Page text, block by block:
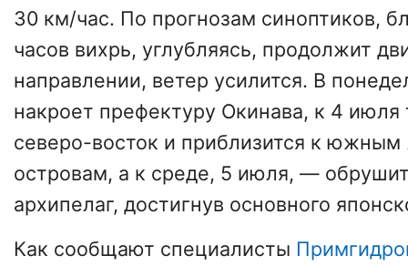
30 км/час. По прогнозам синоптиков,
часов вихрь, углубляясь, продолжит
направлении, ветер усилится. В
накроет префектуру Окинава, к 4 июля
северо-восток и приблизится к
островам, а к среде, 5 июля, —
архипелаг, достигнув основного
Как сообщают специалисты